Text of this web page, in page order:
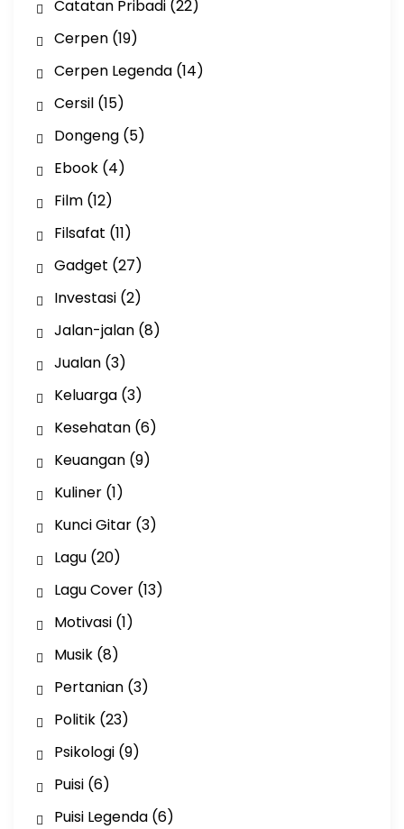
Catatan Pribadi(22)
Cerpen(19)
Cerpen Legenda(14)
Cersil(15)
Dongeng(5)
Ebook(4)
Film(12)
Filsafat (11)
Gadget (27)
Investasi(2)
Jalan-jalan(8)
Jualan(3)
Keluarga(3)
Kesehatan(6)
Keuangan(9)
Kuliner(1)
Kunci Gitar(3)
Lagu(20)
Lagu Cover(13)
Motivasi(1)
Musik(8)
Pertanian(3)
Politik(23)
Psikologi(9)
Puisi(6)
Puisi Legenda(6)